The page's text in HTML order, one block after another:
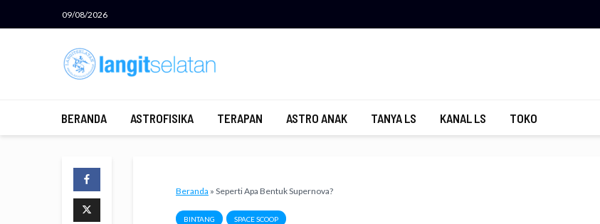
09/08/2026
BERANDA ASTROFISIKA TERAPAN ASTRO ANAK TANYA LS KANAL LS TOKO
Beranda » Seperti Apa Bentuk Supernova?
BINTANG SPACE SCOOP